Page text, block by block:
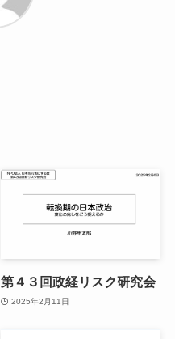
第４３回政経リスク研究会
2025年2月11日